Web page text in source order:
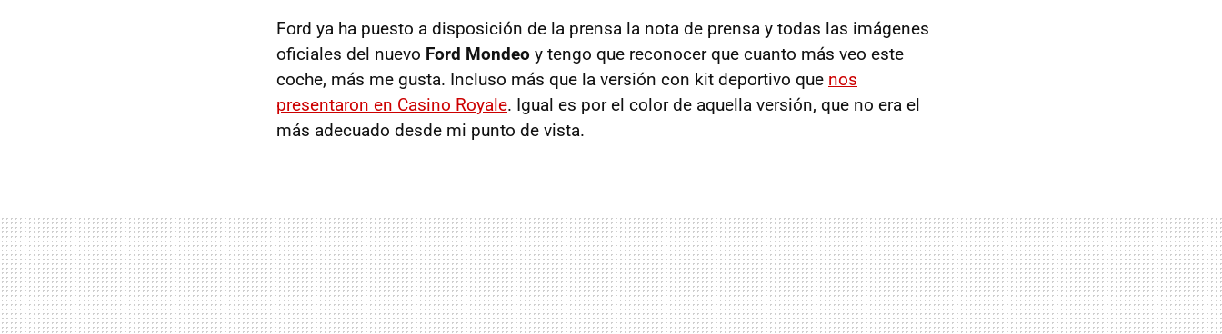
Ford ya ha puesto a disposición de la prensa la nota de prensa y todas las imágenes
oficiales del nuevo Ford Mondeo y tengo que reconocer que cuanto más veo este
coche, más me gusta. Incluso más que la versión con kit deportivo que nos
presentaron en Casino Royale. Igual es por el color de aquella versión, que no era el
más adecuado desde mi punto de vista.